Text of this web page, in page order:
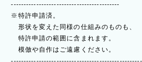
-------------------------------------------
※特許申請済。
形状を変えた同様の仕組みのものも、
特許申請の範囲に含まれます。
模倣や自作はご遠慮ください。